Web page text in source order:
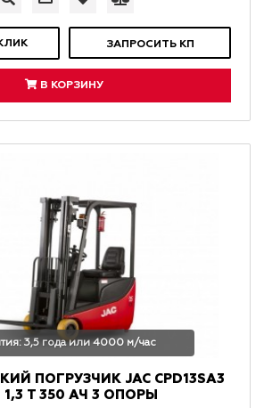
ЗАПРОСИТЬ КП
В КОРЗИНУ
3,5 года или 4000 м/час
ПОГРУЗЧИК JAC CPD13SA3
1,3 Т 350 АЧ 3 ОПОРЫ